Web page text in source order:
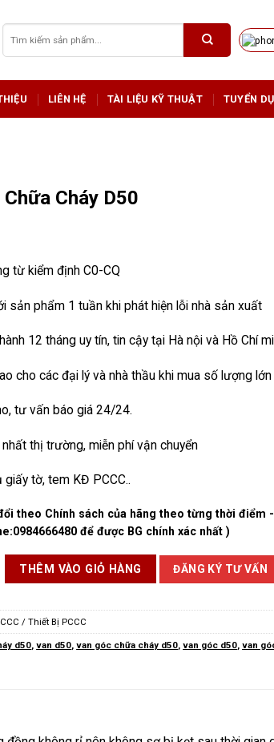
kiếm:
LIÊN HỆ TÀI LIỆU KỸ THUẬT TUYỂN
Cháy D50
từ kiểm định C0-CQ
sản phẩm 1 tuần khi phát hiện lỗi nhà sản xuất
12 tháng uy tín, tin cậy tại Hà nội và Hồ Chí
cho các đại lý và nhà thầu khi mua số lượng lớn
tư vấn báo giá 24/24.
nhất thị trường, miễn phí vận chuyển
giấy tờ, tem KĐ PCCC..
theo Chính sách của hãng theo từng thời điểm
0984666480 để được BG chính xác nhất )
D50 số lượng
THÊM VÀO GIỎ HÀNG ĐĂNG KÝ TƯ VẤN
/ Thiết Bị PCCC
d50,van d50,van góc chữa cháy d50,van góc d50,van